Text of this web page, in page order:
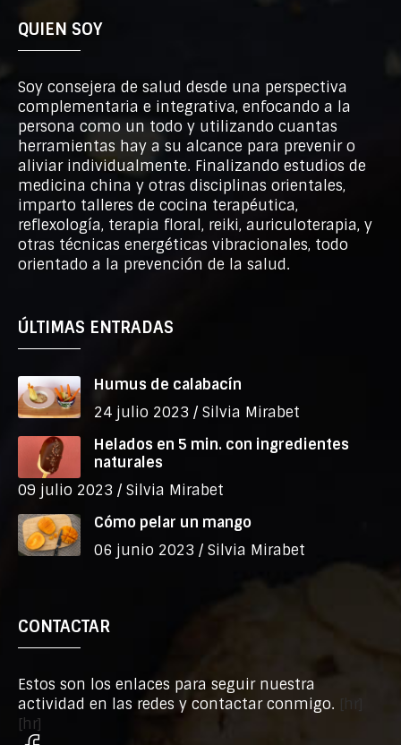
QUIEN SOY
Soy consejera de salud desde una perspectiva
complementaria e integrativa, enfocando a la
persona como un todo y utilizando cuantas
herramientas hay a su alcance para prevenir o
aliviar individualmente. Finalizando estudios de
medicina china y otras disciplinas orientales,
imparto talleres de cocina terapéutica,
reflexología, terapia floral, reiki, auriculoterapia, y
otras técnicas energéticas vibracionales, todo
orientado a la prevención de la salud.
ÚLTIMAS ENTRADAS
Humus de calabacín
24 julio 2023 / Silvia Mirabet
Helados en 5 min. con ingredientes
naturales
09 julio 2023 / Silvia Mirabet
Cómo pelar un mango
06 junio 2023 / Silvia Mirabet
CONTACTAR
Estos son los enlaces para seguir nuestra
actividad en las redes y contactar conmigo. [hr]
[hr]